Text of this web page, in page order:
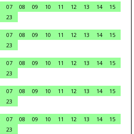
07 08 09 10 11 12 13 14
15
23
07 08 09 10 11 12 13 14
15
23
07 08 09 10 11 12 13 14
15
23
07 08 09 10 11 12 13 14
15
23
07 08 09 10 11 12 13 14
15
23